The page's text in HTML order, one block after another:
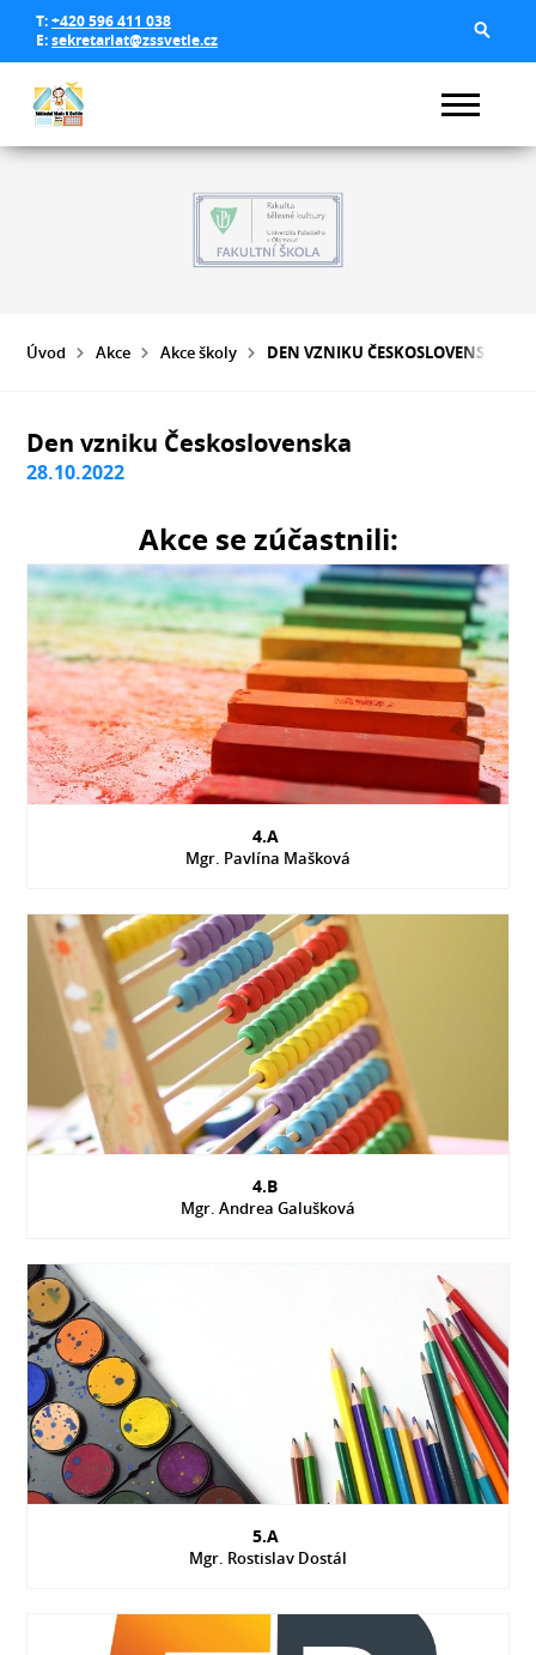
T:+420 596 411 038
E:sekretariat@zssvetle.cz
Úvod Akce Akce školy DEN VZNIKU ČESKOSLOVENSKA
Den vzniku Československa
28.10.2022
Akce se zúčastnili:
4.A
Mgr. Pavlína Mašková
4.B
Mgr. Andrea Galušková
5.A
Mgr. Rostislav Dostál